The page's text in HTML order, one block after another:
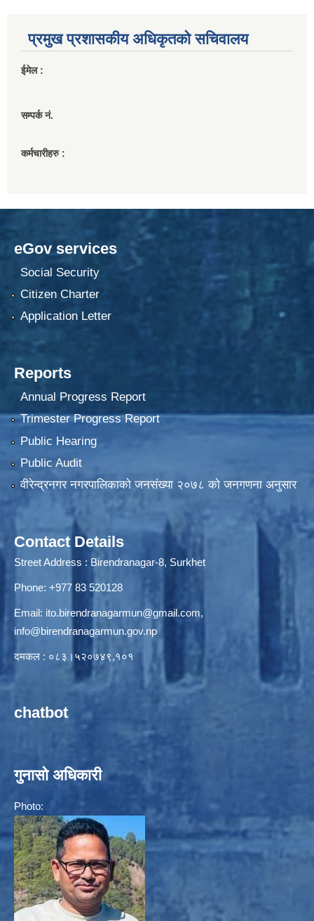
प्रमुख प्रशासकीय अधिकृतको सचिवालय
ईमेल :
सम्पर्क नं.
कर्मचारीहरु :
eGov services
Social Security
Citizen Charter
Application Letter
Reports
Annual Progress Report
Trimester Progress Report
Public Hearing
Public Audit
वीरेन्द्रनगर नगरपालिकाकाे जनसंख्या २०७८ काे जनगणना अनुसार
Contact Details
Street Address : Birendranagar-8, Surkhet
Phone: +977 83 520128
Email: ito.birendranagarmun@gmail.com,
info@birendranagarmun.gov.np
दमकल : ०८३।५२०७४९,१०१
chatbot
गुनासो अधिकारी
Photo: